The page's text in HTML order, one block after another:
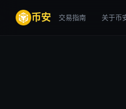
币安 交易指南 关于币